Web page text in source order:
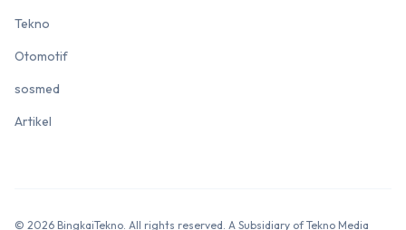
Tekno
Otomotif
sosmed
Artikel
© 2026 BingkaiTekno. All rights reserved. A Subsidiary of Tekno Media